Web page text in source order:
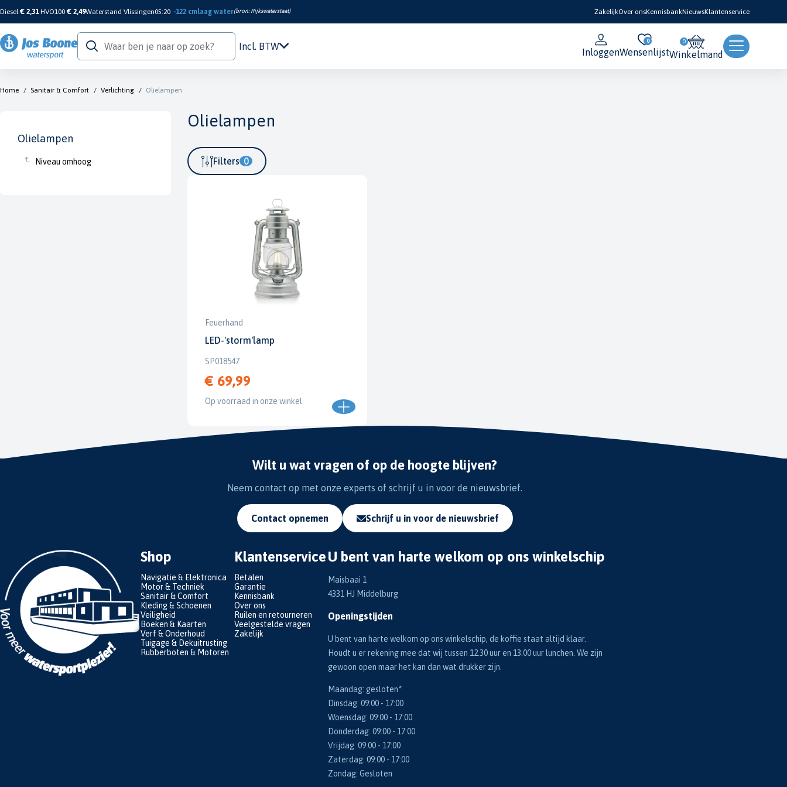
Diesel€ 2,31 HVO100 € 2,49Waterstand Vlissingen05:20 -122 cmlaag water(bron:Rijkswaterstaat) ZakelijkOver onsKennisbankNieuwsKlantenservice
Outlet
Incl. BTW
Inloggen
0
WensenlijstWinkelmand
Home / Sanitair & Comfort / Verlichting / Olielampen
Olielampen
Niveau omhoog
Olielampen
Filters 0
Feuerhand
LED-'storm'lamp
SP018547
€ 69,99
Op voorraad in onze winkel
Wilt u wat vragen of op de hoogte blijven?
Neem contact op met onze experts of schrijf u in voor de nieuwsbrief.
Contact opnemen Schrijf u in voor de nieuwsbrief
Shop
Navigatie & Elektronica
Motor & Techniek
Sanitair & Comfort
Kleding & Schoenen
Veiligheid
Boeken & Kaarten
Verf & Onderhoud
Tuigage & Dekuitrusting
Rubberboten & Motoren
Klantenservice
Betalen
Garantie
Kennisbank
Over ons
Ruilen en retourneren
Veelgestelde vragen
Zakelijk
U bent van harte welkom op ons winkelschip
Maisbaai 1
4331 HJ Middelburg
Openingstijden
U bent van harte welkom op ons winkelschip, de koffie staat altijd klaar.
Houdt u er rekening mee dat wij tussen 12.30 uur en 13.00 uur lunchen. We zijn
gewoon open maar het kan dan wat drukker zijn.
Maandag: gesloten*
Dinsdag: 09:00 - 17:00
Woensdag: 09:00 - 17:00
Donderdag: 09:00 - 17:00
Vrijdag: 09:00 - 17:00
Zaterdag: 09:00 - 17:00
Zondag: Gesloten